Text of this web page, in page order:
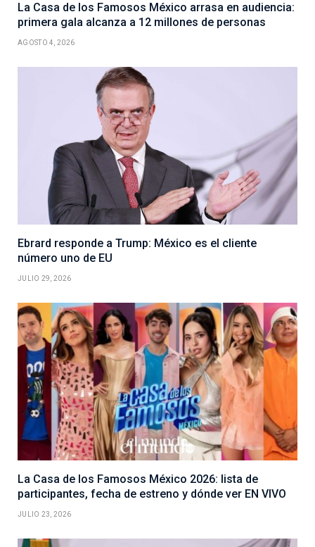
La Casa de los Famosos México arrasa en audiencia:
primera gala alcanza a 12 millones de personas
AGOSTO 4, 2026
Ebrard responde a Trump: México es el cliente
número uno de EU
JULIO 29, 2026
La Casa de los Famosos México 2026: lista de
participantes, fecha de estreno y dónde ver EN VIVO
JULIO 23, 2026